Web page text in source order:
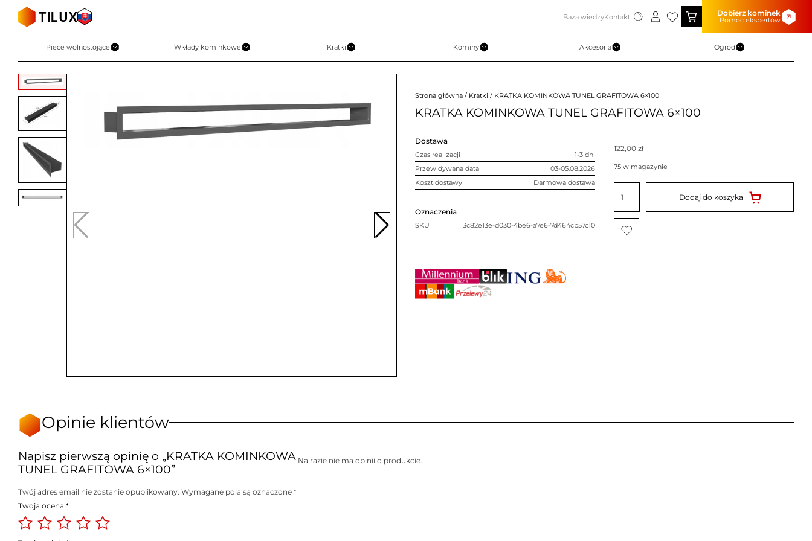
Baza wiedzyKontakt Dobierz kominek
Pomoc ekspertów
Piece wolnostojące Wkłady kominkowe Kratki Kominy Akcesoria Ogród
Strona główna / Kratki / KRATKA KOMINKOWA TUNEL GRAFITOWA 6×100
KRATKA KOMINKOWA TUNEL GRAFITOWA 6×100
Dostawa
Czas realizacji
1-3 dni
Przewidywana data
03-05.08.2026
Koszt dostawy
Darmowa dostawa
Oznaczenia
SKU 3c82e13e-d030-4be6-a7e6-7d464cb57c10
122,00 zł
75 w magazynie
ilość
KRATKA
KOMINKOWA
TUNEL
GRAFITOWA
6x100
Dodaj do koszyka
Opinie klientów
Na razie nie ma opinii o produkcie.
Napisz pierwszą opinię o „KRATKA KOMINKOWA
TUNEL GRAFITOWA 6×100”
Twój adres email nie zostanie opublikowany. Wymagane pola są oznaczone *
Twoja ocena *